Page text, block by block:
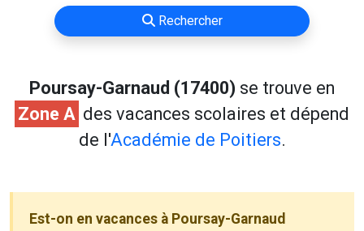
Rechercher
Poursay-Garnaud (17400) se trouve en
Zone A des vacances scolaires et dépend
de l'Académie de Poitiers.
Est-on en vacances à Poursay-Garnaud